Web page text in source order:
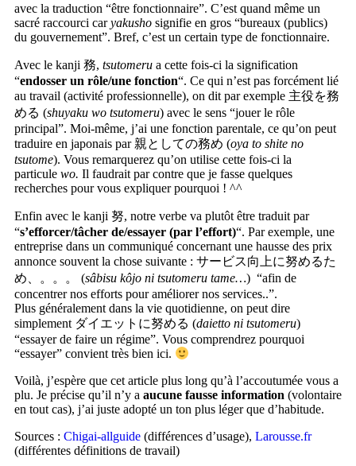
avec la traduction “être fonctionnaire”. C’est quand même un
sacré raccourci caryakusho signifie en gros “bureaux (publics)
du gouvernement”. Bref, c’est un certain type de fonctionnaire.
Avec le kanji 務, tsutomeru a cette fois-ci la signification
“endosser un rôle/une fonction“. Ce qui n’est pas forcément lié
au travail (activité professionnelle), on dit par exemple 主役を務
める (shuyaku wo tsutomeru) avec le sens “jouer le rôle
principal”. Moi-même, j’ai une fonction parentale, ce qu’on peut
traduire en japonais par 親としての務め (oya to shite no
tsutome). Vous remarquerez qu’on utilise cette fois-ci la
particule wo. Il faudrait par contre que je fasse quelques
recherches pour vous expliquer pourquoi ! ^^
Enfin avec le kanji 努, notre verbe va plutôt être traduit par
“s’efforcer/tâcher de/essayer (par l’effort)“. Par exemple, une
entreprise dans un communiqué concernant une hausse des prix
annonce souvent la chose suivante : サービス向上に努めるた
め、。。。 (sâbisu kôjo ni tsutomeru tame…) “afin de
concentrer nos efforts pour améliorer nos services..”.
Plus généralement dans la vie quotidienne, on peut dire
simplement ダイエットに努める (daietto ni tsutomeru)
“essayer de faire un régime”. Vous comprendrez pourquoi
“essayer” convient très bien ici.
Voilà, j’espère que cet article plus long qu’à l’accoutumée vous a
plu. Je précise qu’il n’y a aucune fausse information (volontaire
en tout cas), j’ai juste adopté un ton plus léger que d’habitude.
Sources : Chigai-allguide (différences d’usage), Larousse.fr
(différentes définitions de travail)